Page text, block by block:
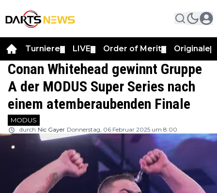
Turniere LIVE Order of Merit Originale
Conan Whitehead gewinnt Gruppe
A der MODUS Super Series nach
einem atemberaubenden Finale
MODUS
durch Nic Gayer Donnerstag, 06 Februar 2025 um 8:00